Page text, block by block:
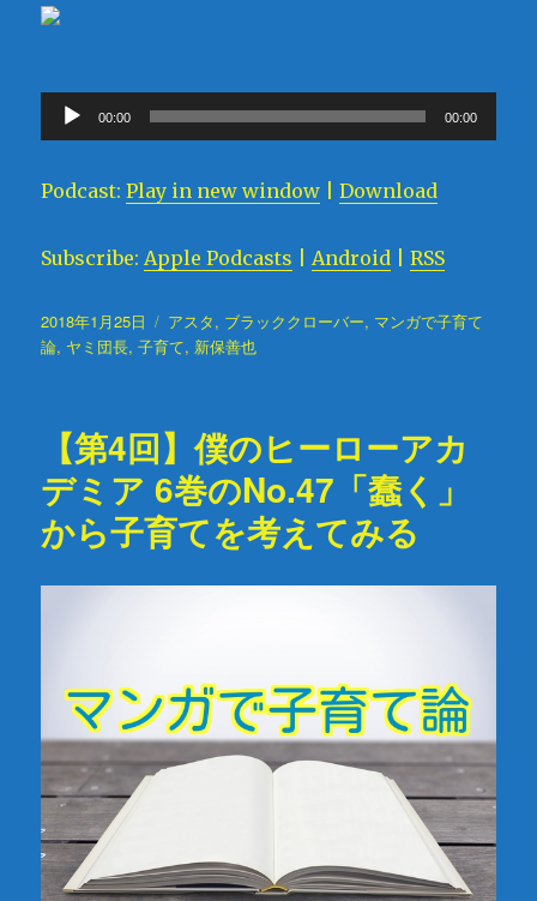
声
00:00 00:00
Podcast:Play in new window |Download
Subscribe:Apple Podcasts |Android |RSS
投
稿
2018年1月25日
タ
グ
アスタ, ブラッククローバー, マンガで子育て
論, ヤミ団長,子育て, 新保善也
【第4回】僕のヒーローアカ
デミア 6巻のNo.47「蠢く」
から子育てを考えてみる